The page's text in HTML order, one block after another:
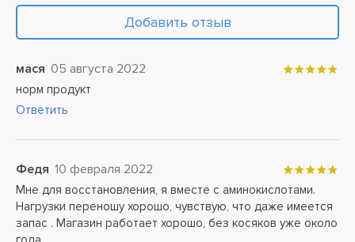
Добавить отзыв
мася 05 августа 2022
норм продукт
Ответить
Федя 10 февраля 2022
Мне для восстановления, я вместе с аминокислотами.
Нагрузки переношу хорошо, чувствую, что даже имеется
запас . Магазин работает хорошо, без косяков уже около